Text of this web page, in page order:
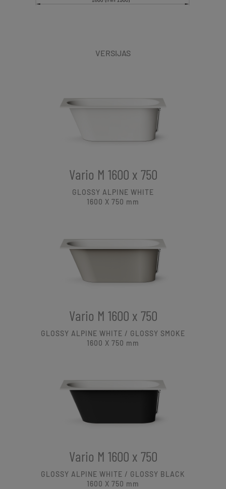
VERSIJAS
Vario M 1600 x 750
GLOSSY ALPINE WHITE
1600 X 750 mm
Vario M 1600 x 750
GLOSSY ALPINE WHITE / GLOSSY SMOKE
1600 X 750 mm
Vario M 1600 x 750
GLOSSY ALPINE WHITE / GLOSSY BLACK
1600 X 750 mm